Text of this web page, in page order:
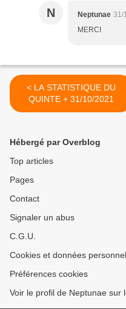
N Neptunae 31/
MERCI
< LA STATISTIQUE DU
QUINTE + 31/10/2021
Hébergé par Overblog
Top articles
Pages
Contact
Signaler un abus
C.G.U.
Cookies et données
Préférences cookies
Voir le profil de Neptunae sur